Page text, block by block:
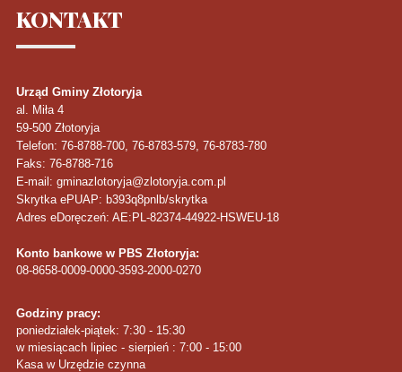
KONTAKT
Urząd Gminy Złotoryja
al. Miła 4
59-500 Złotoryja
Telefon: 76-8788-700, 76-8783-579, 76-8783-780
Faks: 76-8788-716
E-mail: gminazlotoryja@zlotoryja.com.pl
Skrytka ePUAP: b393q8pnlb/skrytka
Adres eDoręczeń: AE:PL-82374-44922-HSWEU-18
Konto bankowe w PBS Złotoryja:
08-8658-0009-0000-3593-2000-0270
Godziny pracy:
poniedziałek-piątek: 7:30 - 15:30
w miesiącach lipiec - sierpień : 7:00 - 15:00
Kasa w Urzędzie czynna